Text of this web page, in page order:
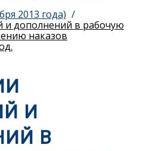
2013 года)
и дополнений в рабочую
наказов
И
В